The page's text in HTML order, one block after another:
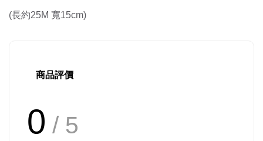
(長約25M 寬15cm)
商品評價
0 / 5